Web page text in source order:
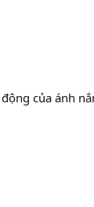
của ánh